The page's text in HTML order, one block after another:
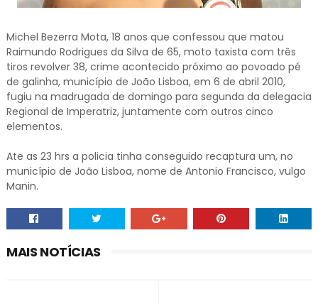
Michel Bezerra Mota, 18 anos que confessou que matou
Raimundo Rodrigues da Silva de 65, moto taxista com três
tiros revolver 38, crime acontecido próximo ao povoado pé
de galinha, município de João Lisboa, em 6 de abril 2010,
fugiu na madrugada de domingo para segunda da delegacia
Regional de Imperatriz, juntamente com outros cinco
elementos.
Ate as 23 hrs a policia tinha conseguido recaptura um, no
município de João Lisboa, nome de Antonio Francisco, vulgo
Manin.
MAIS NOTÍCIAS